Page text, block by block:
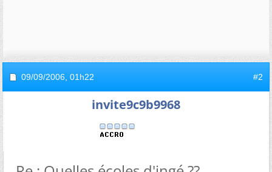
09/09/2006, 01h22 #2
invite9c9b9968